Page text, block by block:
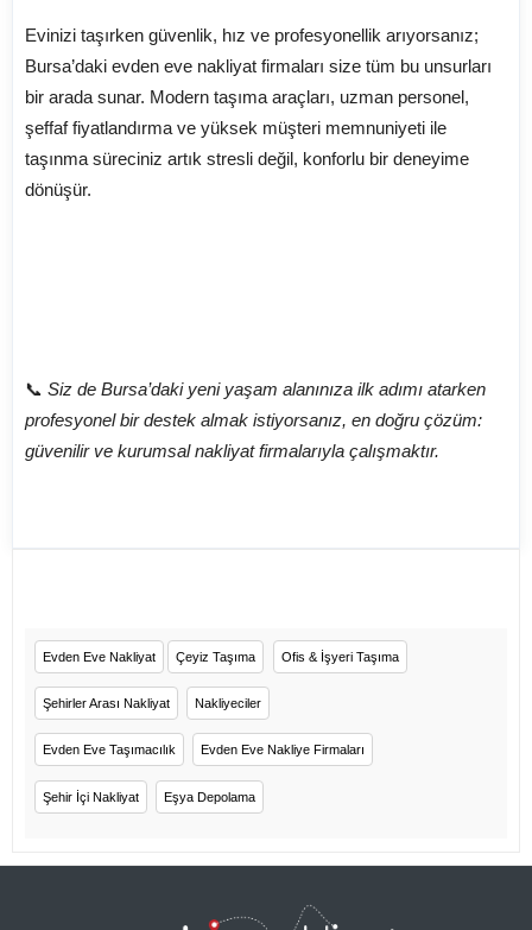
Evinizi taşırken güvenlik, hız ve profesyonellik arıyorsanız;
Bursa’daki evden eve nakliyat firmaları size tüm bu unsurları
bir arada sunar. Modern taşıma araçları, uzman personel,
şeffaf fiyatlandırma ve yüksek müşteri memnuniyeti ile
taşınma süreciniz artık stresli değil, konforlu bir deneyime
dönüşür.
📞 Siz de Bursa’daki yeni yaşam alanınıza ilk adımı atarken
profesyonel bir destek almak istiyorsanız, en doğru çözüm:
güvenilir ve kurumsal nakliyat firmalarıyla çalışmaktır.
Evden Eve Nakliyat Çeyiz Taşıma Ofis & İşyeri Taşıma
Şehirler Arası Nakliyat Nakliyeciler
Evden Eve Taşımacılık Evden Eve Nakliye Firmaları
Şehir İçi Nakliyat Eşya Depolama